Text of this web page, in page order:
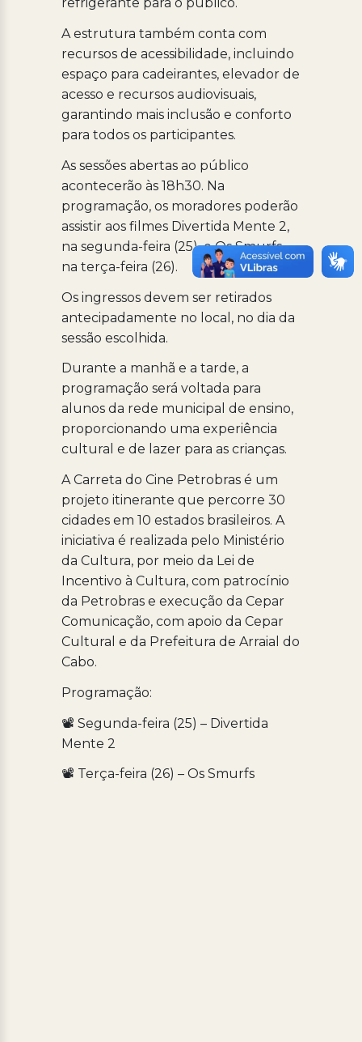
A estrutura também conta com
recursos de acessibilidade, incluindo
espaço para cadeirantes, elevador de
acesso e recursos audiovisuais,
garantindo mais inclusão e conforto
para todos os participantes.
As sessões abertas ao público
acontecerão às 18h30. Na
programação, os moradores poderão
assistir aos filmes Divertida Mente 2,
na segunda-feira (25), e Os Smurfs,
na terça-feira (26).
Os ingressos devem ser retirados
antecipadamente no local, no dia da
sessão escolhida.
Durante a manhã e a tarde, a
programação será voltada para
alunos da rede municipal de ensino,
proporcionando uma experiência
cultural e de lazer para as crianças.
A Carreta do Cine Petrobras é um
projeto itinerante que percorre 30
cidades em 10 estados brasileiros. A
iniciativa é realizada pelo Ministério
da Cultura, por meio da Lei de
Incentivo à Cultura, com patrocínio
da Petrobras e execução da Cepar
Comunicação, com apoio da Cepar
Cultural e da Prefeitura de Arraial do
Cabo.
Programação:
📽️ Segunda-feira (25) – Divertida
Mente 2
📽️ Terça-feira (26) – Os Smurfs